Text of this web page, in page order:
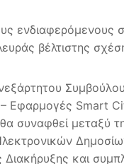
ενδιαφερόμενους
βέλτιστης
Εφαρμογές Smart
συναφθεί μεταξύ
και